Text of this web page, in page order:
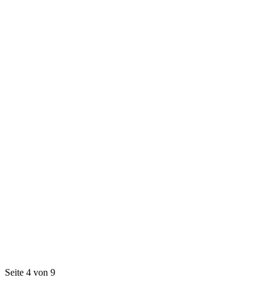
Seite 4 von 9